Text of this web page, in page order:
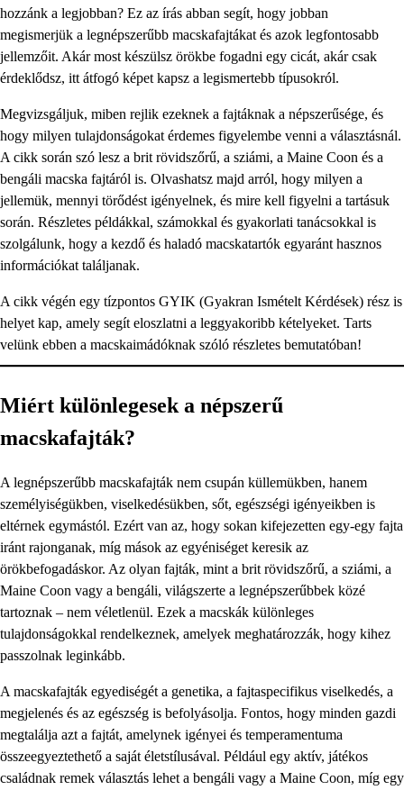
hozzánk a legjobban? Ez az írás abban segít, hogy jobban
megismerjük a legnépszerűbb macskafajtákat és azok legfontosabb
jellemzőit. Akár most készülsz örökbe fogadni egy cicát, akár csak
érdeklődsz, itt átfogó képet kapsz a legismertebb típusokról.
Megvizsgáljuk, miben rejlik ezeknek a fajtáknak a népszerűsége, és
hogy milyen tulajdonságokat érdemes figyelembe venni a választásnál.
A cikk során szó lesz a brit rövidszőrű, a sziámi, a Maine Coon és a
bengáli macska fajtáról is. Olvashatsz majd arról, hogy milyen a
jellemük, mennyi törődést igényelnek, és mire kell figyelni a tartásuk
során. Részletes példákkal, számokkal és gyakorlati tanácsokkal is
szolgálunk, hogy a kezdő és haladó macskatartók egyaránt hasznos
információkat találjanak.
A cikk végén egy tízpontos GYIK (Gyakran Ismételt Kérdések) rész is
helyet kap, amely segít eloszlatni a leggyakoribb kételyeket. Tarts
velünk ebben a macskaimádóknak szóló részletes bemutatóban!
Miért különlegesek a népszerű
macskafajták?
A legnépszerűbb macskafajták nem csupán küllemükben, hanem
személyiségükben, viselkedésükben, sőt, egészségi igényeikben is
eltérnek egymástól. Ezért van az, hogy sokan kifejezetten egy-egy fajta
iránt rajonganak, míg mások az egyéniséget keresik az
örökbefogadáskor. Az olyan fajták, mint a brit rövidszőrű, a sziámi, a
Maine Coon vagy a bengáli, világszerte a legnépszerűbbek közé
tartoznak – nem véletlenül. Ezek a macskák különleges
tulajdonságokkal rendelkeznek, amelyek meghatározzák, hogy kihez
passzolnak leginkább.
A macskafajták egyediségét a genetika, a fajtaspecifikus viselkedés, a
megjelenés és az egészség is befolyásolja. Fontos, hogy minden gazdi
megtalálja azt a fajtát, amelynek igényei és temperamentuma
összeegyeztethető a saját életstílusával. Például egy aktív, játékos
családnak remek választás lehet a bengáli vagy a Maine Coon, míg egy